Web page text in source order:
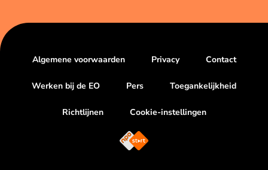
Algemene voorwaarden Privacy Contact
Werken bij de EO Pers Toegankelijkheid
Richtlijnen Cookie-instellingen